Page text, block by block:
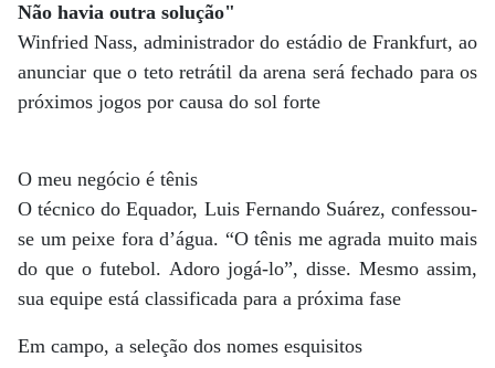
Não havia outra solução"
Winfried Nass, administrador do estádio de Frankfurt, ao
anunciar que o teto retrátil da arena será fechado para os
próximos jogos por causa do sol forte
O meu negócio é tênis
O técnico do Equador, Luis Fernando Suárez, confessou-
se um peixe fora d’água. “O tênis me agrada muito mais
do que o futebol. Adoro jogá-lo”, disse. Mesmo assim,
sua equipe está classificada para a próxima fase
Em campo, a seleção dos nomes esquisitos